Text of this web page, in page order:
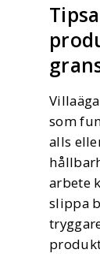
som
alls
arbete
slippa